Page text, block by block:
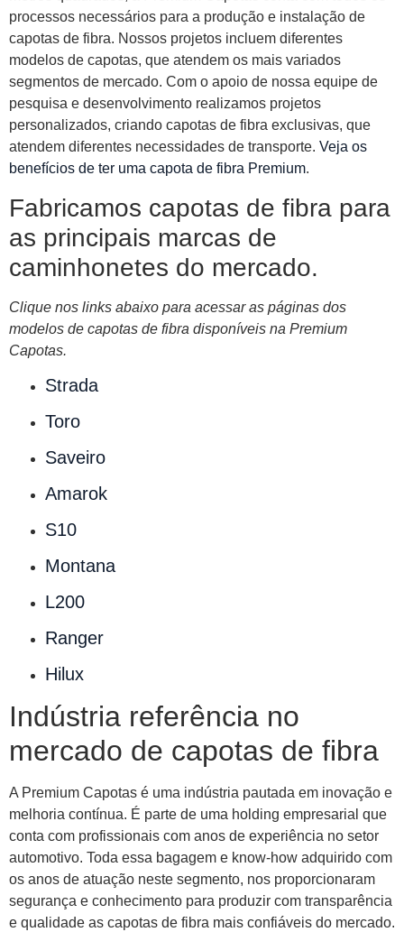
processos necessários para a produção e instalação de
capotas de fibra. Nossos projetos incluem diferentes
modelos de capotas, que atendem os mais variados
segmentos de mercado. Com o apoio de nossa equipe de
pesquisa e desenvolvimento realizamos projetos
personalizados, criando capotas de fibra exclusivas, que
atendem diferentes necessidades de transporte. Veja os
benefícios de ter uma capota de fibra Premium.
Fabricamos capotas de fibra para
as principais marcas de
caminhonetes do mercado.
Clique nos links abaixo para acessar as páginas dos
modelos de capotas de fibra disponíveis na Premium
Capotas.
Strada
Toro
Saveiro
Amarok
S10
Montana
L200
Ranger
Hilux
Indústria referência no
mercado de capotas de fibra
A Premium Capotas é uma indústria pautada em inovação e
melhoria contínua. É parte de uma holding empresarial que
conta com profissionais com anos de experiência no setor
automotivo. Toda essa bagagem e know-how adquirido com
os anos de atuação neste segmento, nos proporcionaram
segurança e conhecimento para produzir com transparência
e qualidade as capotas de fibra mais confiáveis do mercado.